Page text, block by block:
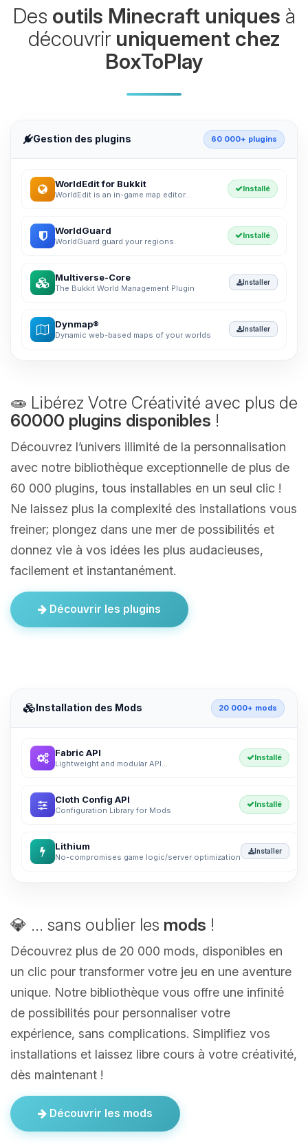
Des outils Minecraft uniques à
découvrir uniquement chez
BoxToPlay
Gestion des plugins 60 000+ plugins
WorldEdit for Bukkit
WorldEdit is an in-game map editor...
Installé
WorldGuard
WorldGuard guard your regions.
Installé
Multiverse-Core
The Bukkit World Management Plugin
Installer
Dynmap®
Dynamic web-based maps of your worlds
Installer
🧫 Libérez Votre Créativité avec plus de
60000 plugins disponibles !
Découvrez l’univers illimité de la personnalisation
avec notre bibliothèque exceptionnelle de plus de
60 000 plugins, tous installables en un seul clic !
Ne laissez plus la complexité des installations vous
freiner; plongez dans une mer de possibilités et
donnez vie à vos idées les plus audacieuses,
facilement et instantanément.
Découvrir les plugins
Installation des Mods 20 000+ mods
Fabric API
Lightweight and modular API...
Installé
Cloth Config API
Configuration Library for Mods
Installé
Lithium
No-compromises game logic/server optimization
Installer
💎 ... sans oublier les mods !
Découvrez plus de 20 000 mods, disponibles en
un clic pour transformer votre jeu en une aventure
unique. Notre bibliothèque vous offre une infinité
de possibilités pour personnaliser votre
expérience, sans complications. Simplifiez vos
installations et laissez libre cours à votre créativité,
dès maintenant !
Découvrir les mods